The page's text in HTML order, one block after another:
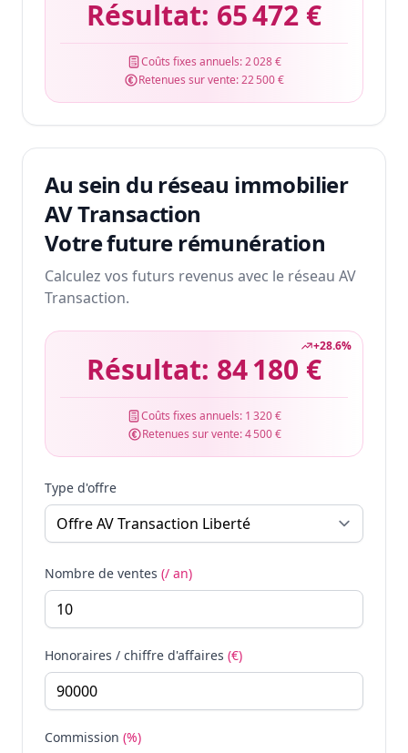
Résultat: 65 472 €
Coûts fixes annuels:2 028 €
Retenues sur vente:22 500 €
Au sein du réseau immobilier
AV Transaction
Votre future rémunération
Calculez vos futurs revenus avec le réseau AV
Transaction.
+28.6%
Résultat: 84 180 €
Coûts fixes annuels: 1 320 €
Retenues sur vente:4 500 €
Type d'offre
Nombre de ventes (/ an)
Honoraires / chiffre d'affaires (€)
Commission (%)